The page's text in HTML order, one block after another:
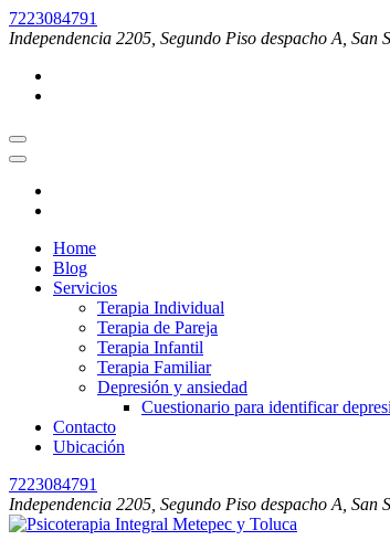
Saltar
al
(presiona
Intro)
7223084791
Independencia 2205, Segundo Piso despacho A, San
Home
Blog
Servicios
Terapia Individual
Terapia de Pareja
Terapia Infantil
Terapia Familiar
Depresión y ansiedad
Cuestionario para identificar
Contacto
Ubicación
7223084791
Independencia 2205, Segundo Piso despacho A, San